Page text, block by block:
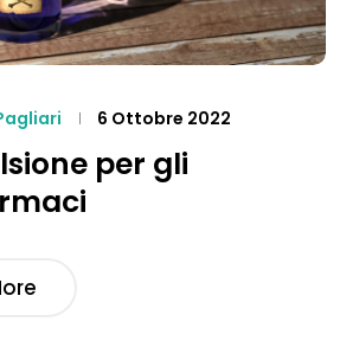
6 Ottobre 2022
per gli